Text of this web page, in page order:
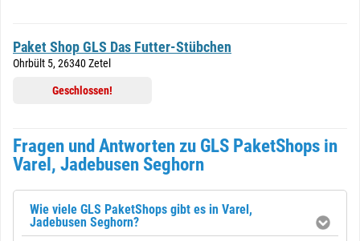
Paket Shop GLS Das Futter-Stübchen
Ohrbült 5, 26340 Zetel
Geschlossen!
Fragen und Antworten zu GLS PaketShops in
Varel, Jadebusen Seghorn
Wie viele GLS PaketShops gibt es in Varel,
Jadebusen Seghorn?